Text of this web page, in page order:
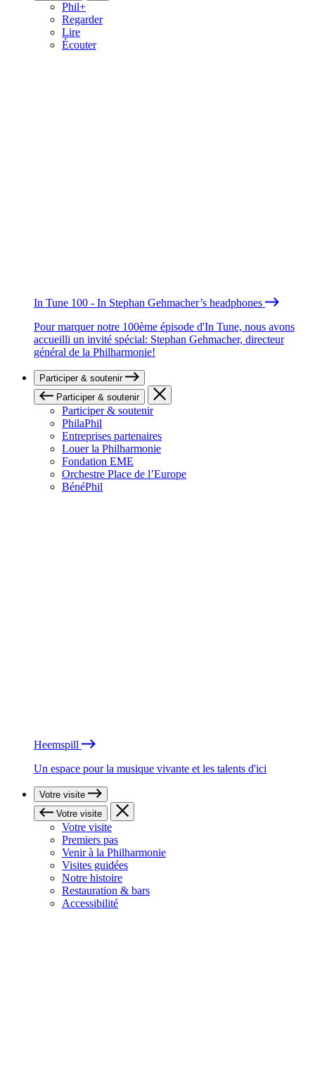
Phil+
Regarder
Lire
Écouter
In Tune 100 - In Stephan Gehmacher’s headphones
Pour marquer notre 100ème épisode d'In Tune, nous avons
accueilli un invité spécial: Stephan Gehmacher, directeur
général de la Philharmonie!
Participer & soutenir
Participer & soutenir
Participer & soutenir
PhilaPhil
Entreprises partenaires
Louer la Philharmonie
Fondation EME
Orchestre Place de l’Europe
BénéPhil
Heemspill
Un espace pour la musique vivante et les talents d'ici
Votre visite
Votre visite
Votre visite
Premiers pas
Venir à la Philharmonie
Visites guidées
Notre histoire
Restauration & bars
Accessibilité